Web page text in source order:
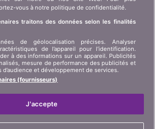
Plan du site
vous à notre politique de confidentialité.
traitons des données selon les finalités
de géolocalisation précises. Analyser
de l’appareil pour l’identification.
à des informations sur un appareil. Publicités
mesure de performance des publicités et
et développement de services.
(fournisseurs)
J'accepte